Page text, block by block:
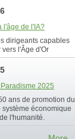
l'âge de l'IA?
dirigeants capables
l'Âge d'Or
2025
ans de promotion du
système économique
l'humanité.